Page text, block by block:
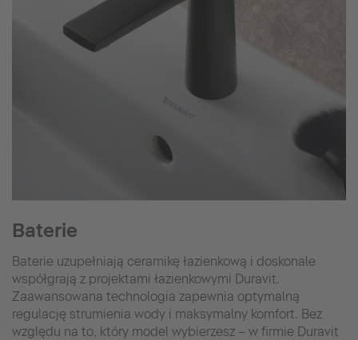
Baterie
Baterie uzupełniają ceramikę łazienkową i doskonale
współgrają z projektami łazienkowymi Duravit.
Zaawansowana technologia zapewnia optymalną
regulację strumienia wody i maksymalny komfort. Bez
względu na to, który model wybierzesz – w firmie Duravit